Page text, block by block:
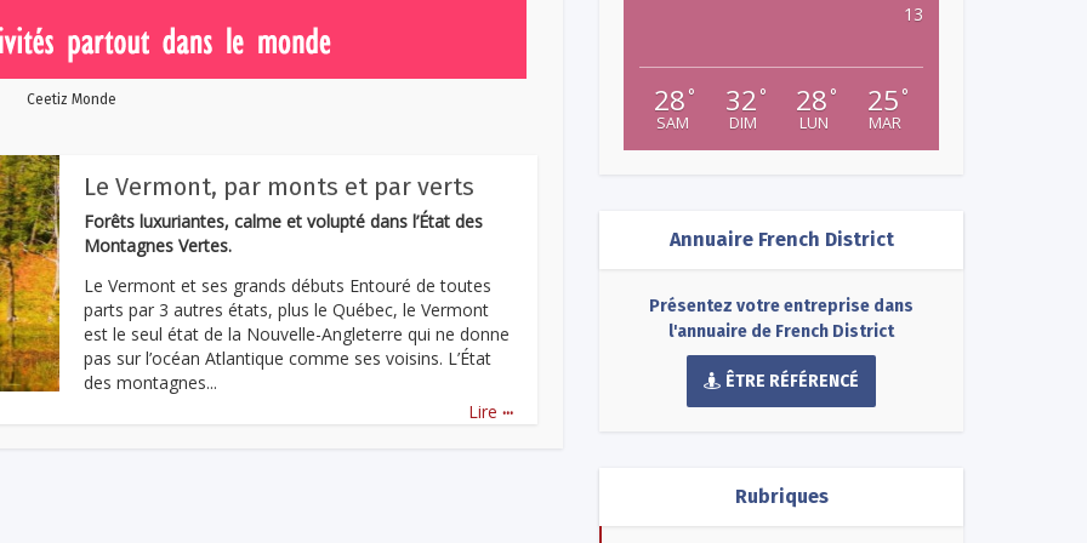
Ceetiz Monde
Le Vermont, par monts et par verts
Forêts luxuriantes, calme et volupté dans l’État des
Montagnes Vertes.
Le Vermont et ses grands débuts Entouré de toutes
parts par 3 autres états, plus le Québec, le Vermont
est le seul état de la Nouvelle-Angleterre qui ne donne
pas sur l’océan Atlantique comme ses voisins. L’État
des montagnes...
Lire ...
13
28 °
SAM
32 °
DIM
28 °
LUN
25 °
MAR
Annuaire French District
Présentez votre entreprise dans
l'annuaire de French District
ÊTRE RÉFÉRENCÉ
Rubriques